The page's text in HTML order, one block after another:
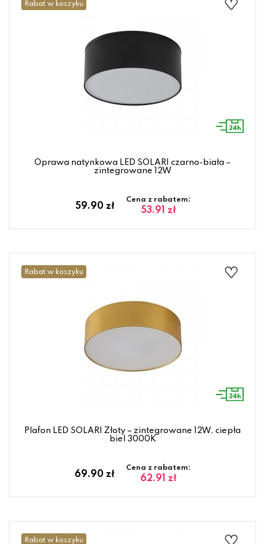
Rabat w koszyku
Oprawa natynkowa LED SOLARI czarno-biała –
zintegrowane 12W
59.90 zł
Cena z rabatem:
53.91 zł
Rabat w koszyku
Plafon LED SOLARI Złoty – zintegrowane 12W, ciepła
biel 3000K
69.90 zł
Cena z rabatem:
62.91 zł
Rabat w koszyku